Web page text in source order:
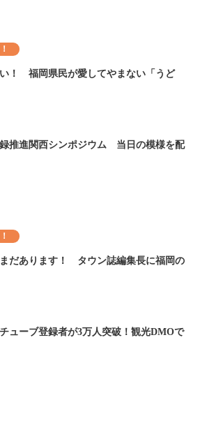
！ 福岡県民が愛してやまない「うど
推進関西シンポジウム 当日の模様を配
だあります！ タウン誌編集長に福岡の
ューブ登録者が3万人突破！観光DMOで